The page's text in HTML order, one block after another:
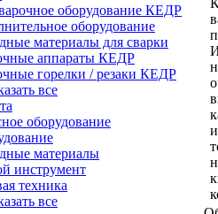
оборудование КЕДР
оборудование
материалы для сварки
аппараты КЕДР
горелки / резаки КЕДР
все
оборудование
материалы
инструмент
техника
все